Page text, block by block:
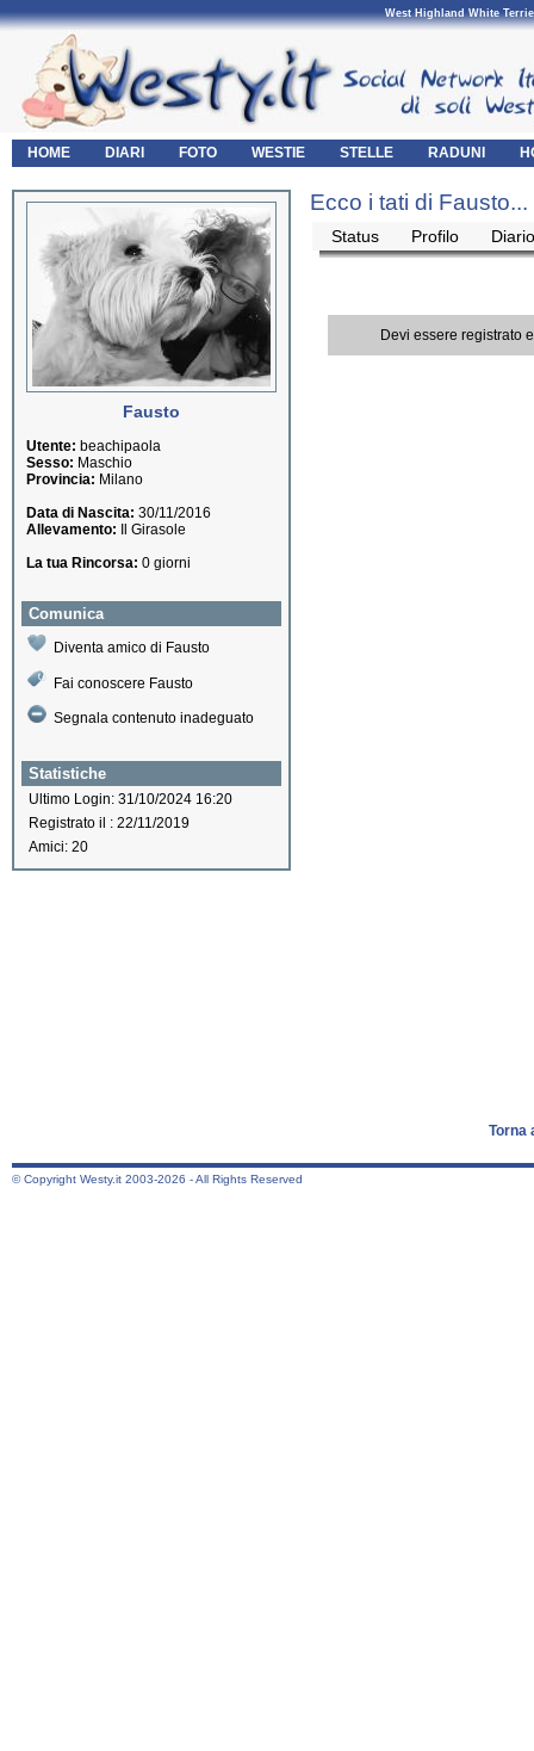
West Highland White
HOME DIARI FOTO WESTIE STELLE RADUNI
Fausto
Utente: beachipaola
Sesso: Maschio
Provincia: Milano
Data di Nascita: 30/11/2016
Allevamento: Il Girasole
La tua Rincorsa: 0 giorni
Comunica
Diventa amico di Fausto
Fai conoscere Fausto
Segnala contenuto inadeguato
Statistiche
Ultimo Login: 31/10/2024 16:20
Registrato il : 22/11/2019
Amici: 20
Ecco i tati di Fausto...
Status Profilo Diario
Devi essere registrato
Torna
© Copyright Westy.it 2003-2026 - All Rights Reserved